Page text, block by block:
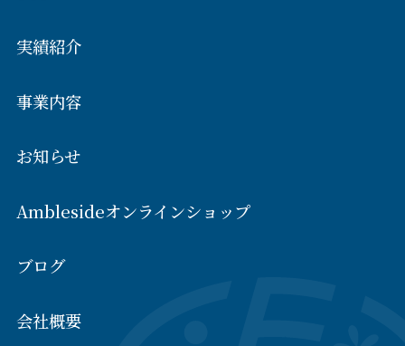
実績紹介
事業内容
お知らせ
Amblesideオンラインショップ
ブログ
会社概要